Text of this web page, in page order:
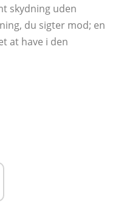
skydning uden
du sigter mod; en
at have i den